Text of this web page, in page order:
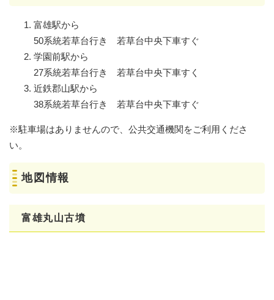
富雄駅から
50系統若草台行き 若草台中央下車すぐ
学園前駅から
27系統若草台行き 若草台中央下車すく
近鉄郡山駅から
38系統若草台行き 若草台中央下車すぐ
※駐車場はありませんので、公共交通機関をご利用くださ
い。
地図情報
富雄丸山古墳